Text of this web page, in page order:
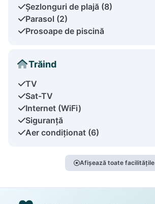
Șezlonguri de plajă (8)
Parasol (2)
Prosoape de piscină
Trăind
TV
Sat-TV
Internet (WiFi)
Siguranță
Aer condiționat (6)
Afișează toate facilitățile